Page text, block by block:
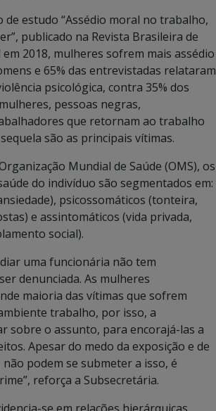
de estudo “Assédio moral no trabalho,
publicado na Revista Brasileira de
em 2018, mulheres sofrem mais assédio
e 65% das entrevistadas relataram
psicológica, contra 35% dos
pessoas negras,
que retornam ao trabalho
são as principais vítimas.
Mundial de Saúde (OMS), os
do indivíduo são segmentados em:
psicossomáticos (tonteira,
e assintomáticos (vida privada,
social).
uma funcionária não tem
denunciada. As mulheres
maioria das vítimas que sofrem
trabalho, por isso, a
sobre o assunto, para encorajá-las a
Apesar do medo da exposição e de
podem se submeter a isso, é
reforça a Subsecretária.
se em relações hierárquicas